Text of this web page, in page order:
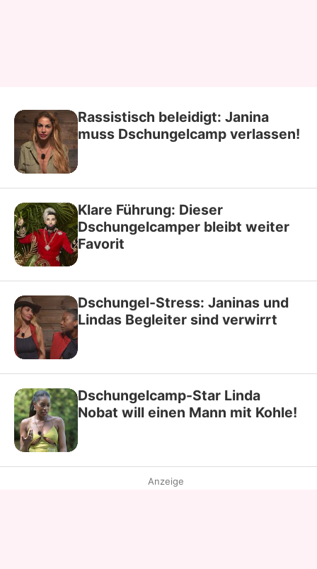
Rassistisch beleidigt: Janina
muss Dschungelcamp verlassen!
Klare Führung: Dieser
Dschungelcamper bleibt weiter
Favorit
Dschungel-Stress: Janinas und
Lindas Begleiter sind verwirrt
Dschungelcamp-Star Linda
Nobat will einen Mann mit Kohle!
Anzeige